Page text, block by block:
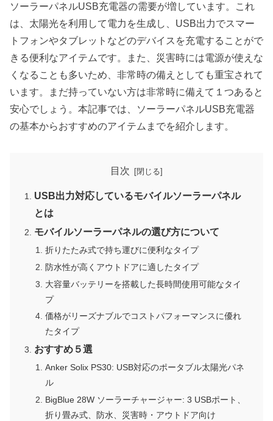
ソーラーパネルUSB充電器の需要が増しています。これ
は、太陽光を利用して電力を生成し、USB出力でスマー
トフォンやタブレットなどのデバイスを充電することがで
きる便利なアイテムです。また、災害時には電源が使えな
くなることも多いため、非常時の備えとしても重宝されて
います。まだ持っていない方は非常時に備えて１つあると
安心でしょう。本記事では、ソーラーパネルUSB充電器
の基本からおすすめのアイテムまでを紹介します。
目次
USB出力対応しているモバイルソーラーパネル
とは
モバイルソーラーパネルの選び方について
折りたたみ式で持ち運びに便利なタイプ
防水性が高くアウトドアに適したタイプ
大容量バッテリーを搭載した長時間使用可能なタイ
プ
価格がリーズナブルでコストパフォーマンスに優れ
たタイプ
おすすめ５選
Anker Solix PS30: USB対応のポータブル太陽光パネ
ル
BigBlue 28W ソーラーチャージャー: 3 USBポート、
折り畳み式、防水、災害時・アウトドア向け